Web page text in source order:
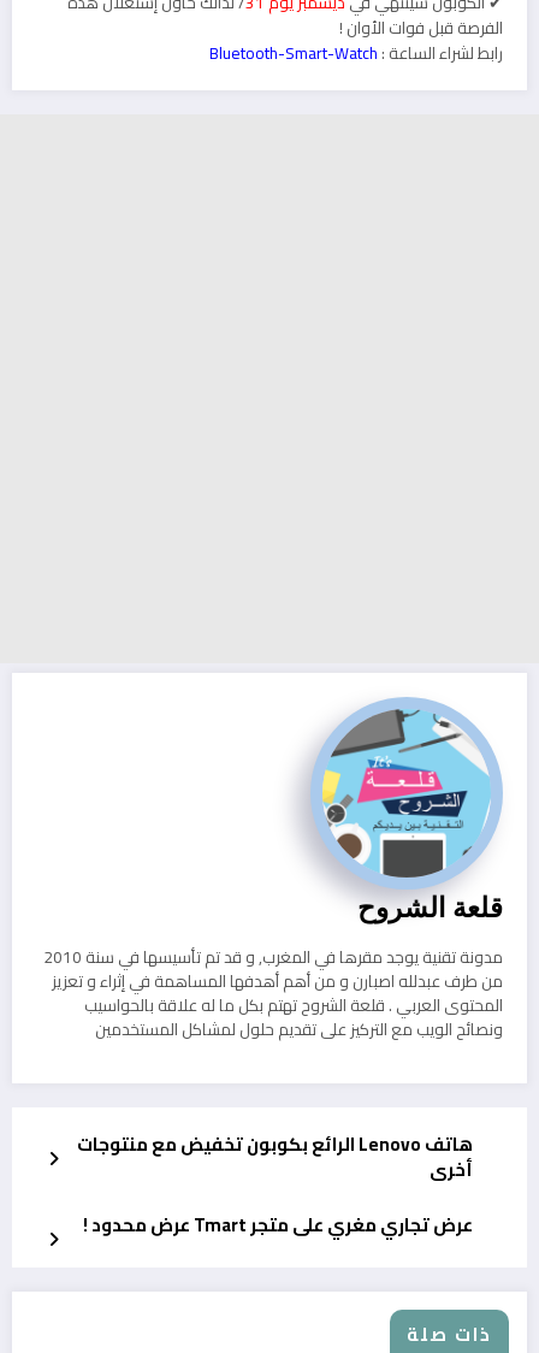
الفرصة قبل فوات الأوان !
رابط لشراء الساعة :
قلعة الشروح
مدونة تقنية يوجد مقرها في المغرب, و قد تم تأسيسها في سنة 2010
من طرف عبدلله اصبارن و من أهم أهدفها المساهمة في إثراء و تعزيز
المحتوى العربي . قلعة الشروح تهتم بكل ما له علاقة بالحواسيب
ونصائح الويب مع التركيز على تقديم حلول لمشاكل المستخدمين
هاتف Lenovo الرائع بكوبون تخفيض مع منتوجات
أخرى
عرض تجاري مغري على متجر Tmart عرض محدود !
ذات صلة